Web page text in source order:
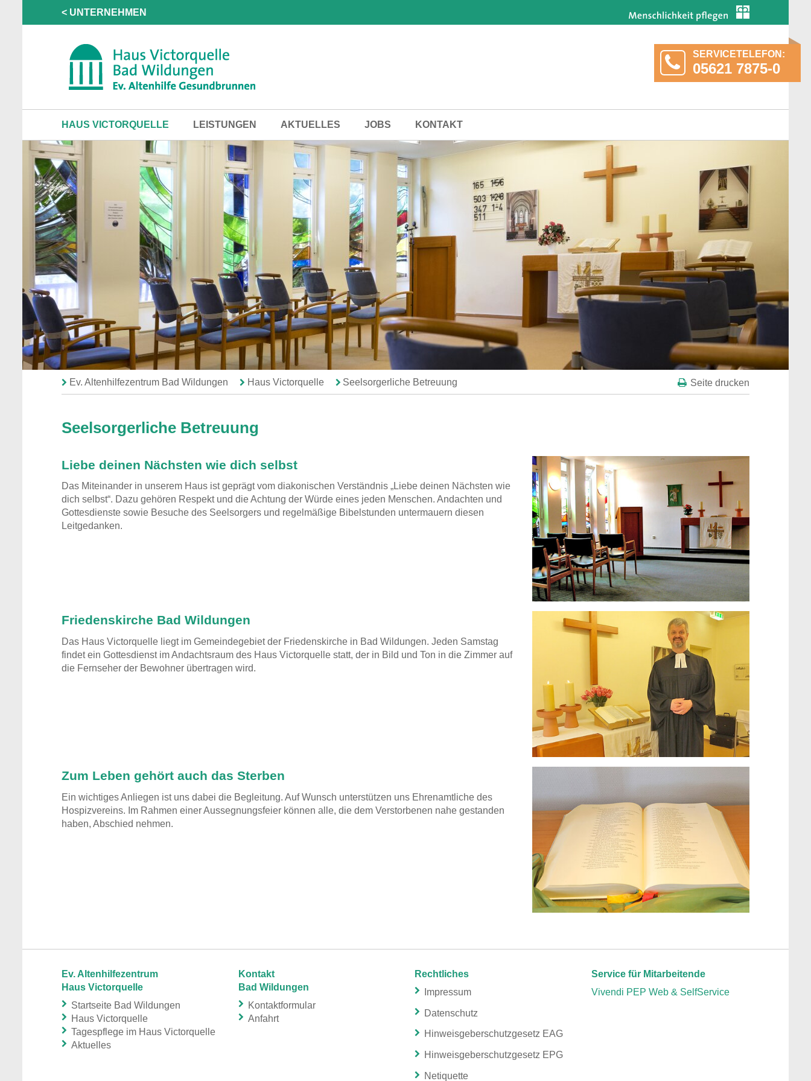
< UNTERNEHMEN
SERVICETELEFON:
05621 7875-0
HAUS VICTORQUELLE LEISTUNGEN AKTUELLES JOBS KONTAKT
Seite drucken
Ev. Altenhilfezentrum Bad Wildungen Haus Victorquelle Seelsorgerliche Betreuung
Seelsorgerliche Betreuung
Liebe deinen Nächsten wie dich selbst
Das Miteinander in unserem Haus ist geprägt vom diakonischen Verständnis „Liebe deinen Nächsten wie
dich selbst“. Dazu gehören Respekt und die Achtung der Würde eines jeden Menschen. Andachten und
Gottesdienste sowie Besuche des Seelsorgers und regelmäßige Bibelstunden untermauern diesen
Leitgedanken.
Friedenskirche Bad Wildungen
Das Haus Victorquelle liegt im Gemeindegebiet der Friedenskirche in Bad Wildungen. Jeden Samstag
findet ein Gottesdienst im Andachtsraum des Haus Victorquelle statt, der in Bild und Ton in die Zimmer auf
die Fernseher der Bewohner übertragen wird.
Zum Leben gehört auch das Sterben
Ein wichtiges Anliegen ist uns dabei die Begleitung. Auf Wunsch unterstützen uns Ehrenamtliche des
Hospizvereins. Im Rahmen einer Aussegnungsfeier können alle, die dem Verstorbenen nahe gestanden
haben, Abschied nehmen.
Ev. Altenhilfezentrum
Haus Victorquelle
Startseite Bad Wildungen
Haus Victorquelle
Tagespflege im Haus Victorquelle
Aktuelles
Kontakt
Bad Wildungen
Kontaktformular
Anfahrt
Rechtliches
Impressum
Datenschutz
Hinweisgeberschutzgesetz EAG
Hinweisgeberschutzgesetz EPG
Netiquette
Service für Mitarbeitende
Vivendi PEP Web & SelfService